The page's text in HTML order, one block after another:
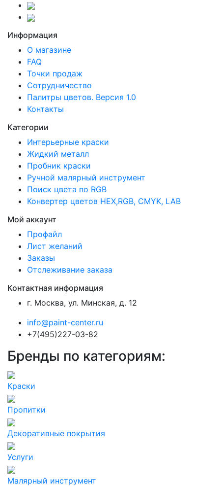
Информация
О магазине
FAQ
Точки продаж
Сотрудничество
Палитры цветов. Версия 1.0
Контакты
Категории
Интерьерные краски
Жидкий металл
Пробник краски
Ручной малярный инструмент
Поиск цвета по RGB
Конвертер цветов HEX,RGB, CMYK, LAB
Мой аккаунт
Профайл
Лист желаний
Заказы
Отслеживание заказа
Контактная информация
г. Москва, ул. Минская, д. 12
info@paint-center.ru
+7(495)227-03-82
Бренды по категориям:
Краски
Пропитки
Декоративные покрытия
Услуги
Малярный инструмент